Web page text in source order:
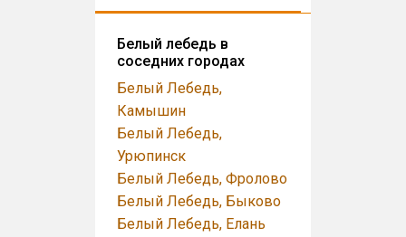
Белый лебедь в
соседних городах
Белый Лебедь,
Камышин
Белый Лебедь,
Урюпинск
Белый Лебедь, Фролово
Белый Лебедь, Быково
Белый Лебедь, Елань